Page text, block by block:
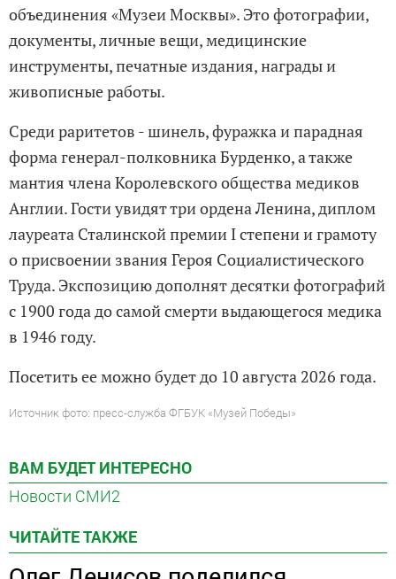
объединения «Музеи Москвы». Это фотографии,
документы, личные вещи, медицинские
инструменты, печатные издания, награды и
живописные работы.
Среди раритетов - шинель, фуражка и парадная
форма генерал-полковника Бурденко, а также
мантия члена Королевского общества медиков
Англии. Гости увидят три ордена Ленина, диплом
лауреата Сталинской премии I степени и грамоту
о присвоении звания Героя Социалистического
Труда. Экспозицию дополнят десятки фотографий
с 1900 года до самой смерти выдающегося медика
в 1946 году.
Посетить ее можно будет до 10 августа 2026 года.
Источник фото: пресс-служба ФГБУК «Музей Победы»
ВАМ БУДЕТ ИНТЕРЕСНО
Новости СМИ2
ЧИТАЙТЕ ТАКЖЕ